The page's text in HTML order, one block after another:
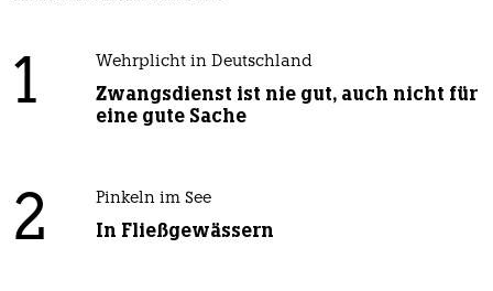
1 Wehrplicht in Deutschland
Zwangsdienst ist nie gut, auch nicht für
eine gute Sache
2 Pinkeln im See
In Fließgewässern